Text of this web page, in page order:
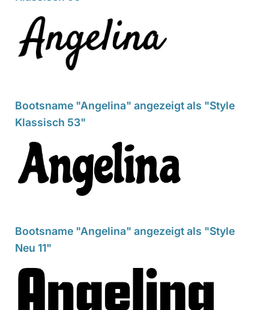
Bootsname "Angelina" angezeigt als "Style
Klassisch 53"
Bootsname "Angelina" angezeigt als "Style
Neu 11"